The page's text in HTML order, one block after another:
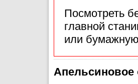
Посмотреть
главной
или
Апельсиновое